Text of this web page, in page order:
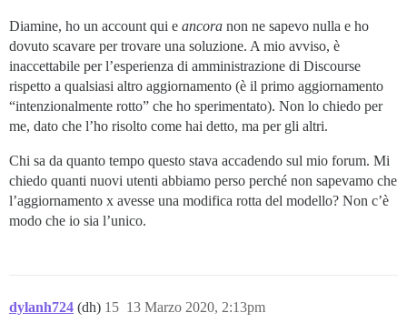
Diamine, ho un account qui e ancora non ne sapevo nulla e ho
dovuto scavare per trovare una soluzione. A mio avviso, è
inaccettabile per l’esperienza di amministrazione di Discourse
rispetto a qualsiasi altro aggiornamento (è il primo aggiornamento
“intenzionalmente rotto” che ho sperimentato). Non lo chiedo per
me, dato che l’ho risolto come hai detto, ma per gli altri.
Chi sa da quanto tempo questo stava accadendo sul mio forum. Mi
chiedo quanti nuovi utenti abbiamo perso perché non sapevamo che
l’aggiornamento x avesse una modifica rotta del modello? Non c’è
modo che io sia l’unico.
dylanh724 (dh) 13 Marzo 2020, 2:13pm
15